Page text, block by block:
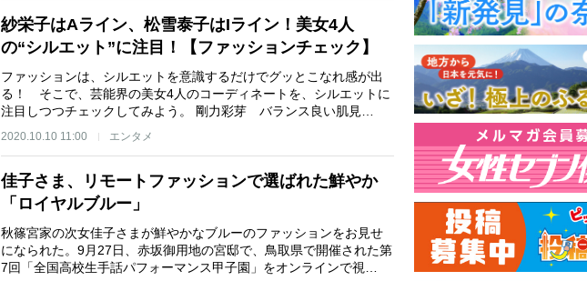
紗栄子はAライン、松雪泰子はIライン！美女4人
の“シルエット”に注目！【ファッションチェック】
ファッションは、シルエットを意識するだけでグッとこなれ感が出
る！ そこで、芸能界の美女4人のコーディネートを、シルエットに
注目しつつチェックしてみよう。 剛力彩芽 バランス良い肌見…
2020.10.10 11:00 エンタメ
佳子さま、リモートファッションで選ばれた鮮やか
「ロイヤルブルー」
秋篠宮家の次女佳子さまが鮮やかなブルーのファッションをお見せ
になられた。9月27日、赤坂御用地の宮邸で、鳥取県で開催された第
7回「全国高校生手話パフォーマンス甲子園」をオンラインで視…